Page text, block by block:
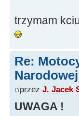
trzymam
Re:
Narodowej
przez J. Jacek
UWAGA !